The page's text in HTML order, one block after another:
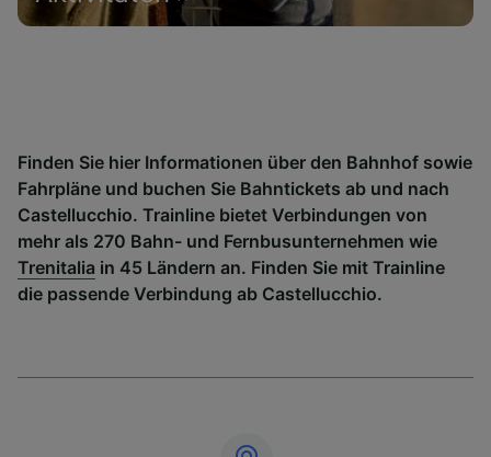
Finden Sie hier Informationen über den Bahnhof sowie
Fahrpläne und buchen Sie Bahntickets ab und nach
Castellucchio. Trainline bietet Verbindungen von
mehr als 270 Bahn- und Fernbusunternehmen wie
Trenitalia in 45 Ländern an. Finden Sie mit Trainline
die passende Verbindung ab Castellucchio.